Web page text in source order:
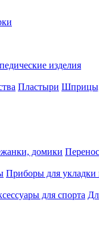
изделия
Пластыри Шприцы,
домики
Приборы для укладки
для спорта